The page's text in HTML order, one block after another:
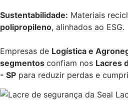
Sustentabilidade: Materiais
polipropileno, alinhados ao ESG.
Empresas de Logística e
segmentos confiam nos Lacres
- SP para reduzir perdas e